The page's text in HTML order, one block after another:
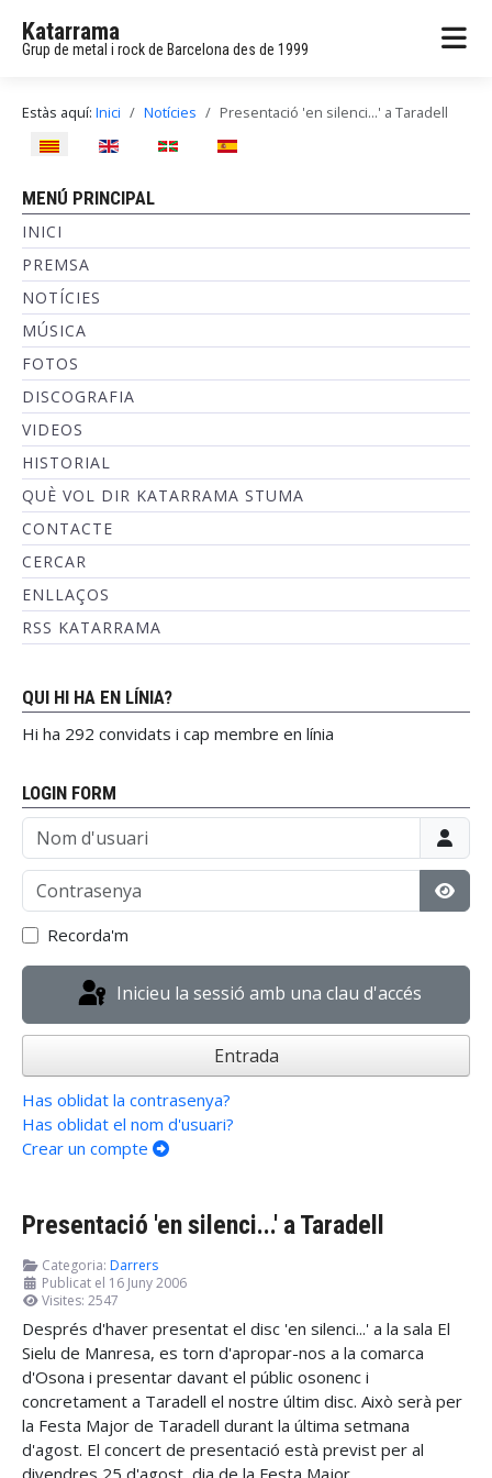
Katarrama
Grup de metal i rock de Barcelona des de 1999
Estàs aquí: Inici Notícies Presentació 'en silenci...' a Taradell
Seleccioni el seu idioma
MENÚ PRINCIPAL
INICI
PREMSA
NOTÍCIES
MÚSICA
FOTOS
DISCOGRAFIA
VIDEOS
HISTORIAL
QUÈ VOL DIR KATARRAMA STUMA
CONTACTE
CERCAR
ENLLAÇOS
RSS KATARRAMA
QUI HI HA EN LÍNIA?
Hi ha 292 convidats i cap membre en línia
LOGIN FORM
Nom d'usuari
Contrasenya
Recorda'm
Inicieu la sessió amb una clau d'accés
Entrada
Has oblidat la contrasenya?
Has oblidat el nom d'usuari?
Crear un compte
Presentació 'en silenci...' a Taradell
Categoria: Darrers
Publicat el 16 Juny 2006
Visites: 2547
Després d'haver presentat el disc 'en silenci...' a la sala El
Sielu de Manresa, es torn d'apropar-nos a la comarca
d'Osona i presentar davant el públic osonenc i
concretament a Taradell el nostre últim disc. Això serà per
la Festa Major de Taradell durant la última setmana
d'agost. El concert de presentació està previst per al
divendres 25 d'agost, dia de la Festa Major.